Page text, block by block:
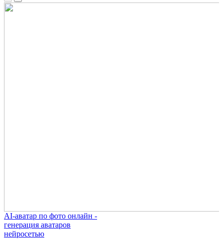
AI-аватар по фото онлайн -
генерация аватаров
нейросетью